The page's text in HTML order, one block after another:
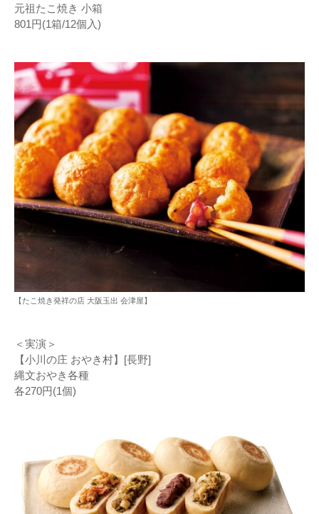
元祖たこ焼き 小箱
801円(1箱/12個入)
【たこ焼き発祥の店 大阪玉出 会津屋】
＜実演＞
【小川の庄 おやき村】[長野]
縄文おやき各種
各270円(1個)